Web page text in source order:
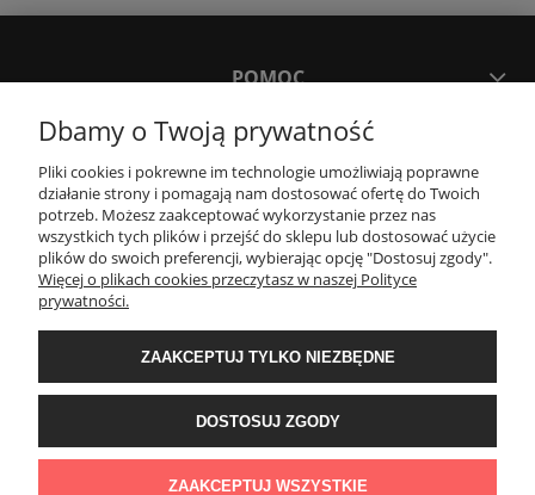
POMOC
MOJE KONTO
PŁATNOŚCI I DOSTAWA
KONTAKT
Wyposażenie łazienek Łazienki.eco | Pawła 23, 41-708 Ruda Śląska | E-mail:
sklep@lazienki.eco | Tel.: 600 012 164 lub 600 012 159 | TGS Przemysław
Stoń | NIP: 6312213594 | REGON: 276403698
Dbamy o Twoją prywatność
Pliki cookies i pokrewne im technologie umożliwiają poprawne
działanie strony i pomagają nam dostosować ofertę do Twoich
potrzeb. Możesz zaakceptować wykorzystanie przez nas
wszystkich tych plików i przejść do sklepu lub dostosować użycie
plików do swoich preferencji, wybierając opcję "Dostosuj zgody".
Więcej o plikach cookies przeczytasz w naszej Polityce
prywatności.
ZAAKCEPTUJ TYLKO NIEZBĘDNE
DOSTOSUJ ZGODY
ZAAKCEPTUJ WSZYSTKIE